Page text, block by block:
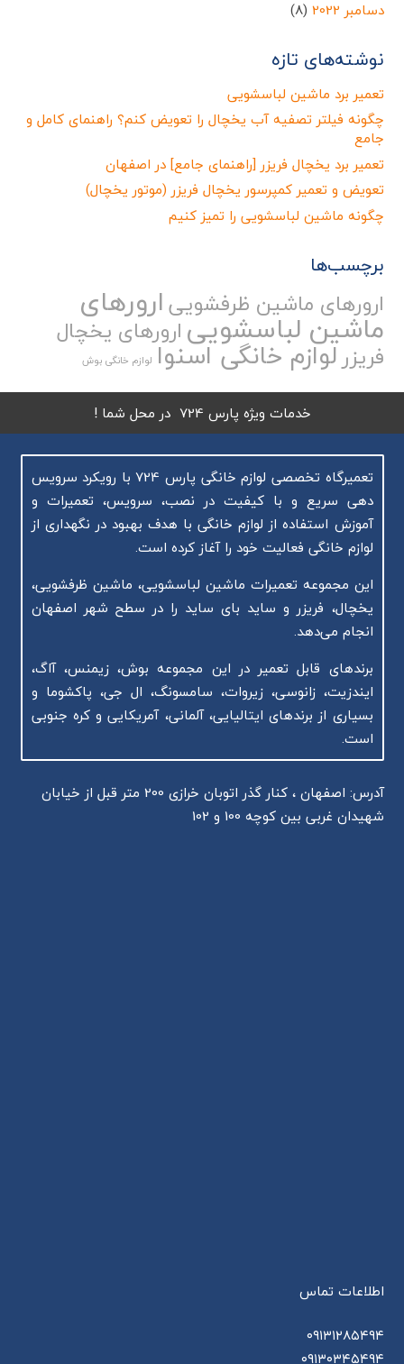
دسامبر 2022
(8)
نوشته‌های تازه
تعمیر برد ماشین لباسشویی
چگونه فیلتر تصفیه آب یخچال را تعویض کنم؟ راهنمای کامل و
جامع
تعمیر برد یخچال فریزر [راهنمای جامع] در اصفهان
تعویض و تعمیر کمپرسور یخچال فریزر (موتور یخچال)
چگونه ماشین لباسشویی را تمیز کنیم
برچسب‌ها
ارورهای ماشین ظرفشوییارورهای
ماشین لباسشوییارورهای یخچال
فریزر لوازم خانگی اسنوا لوازم خانگی بوش
خدمات ویژه پارس 724 در محل شما !
تعمیرگاه تخصصی لوازم خانگی پارس 724 با رویکرد سرویس
دهی سریع و با کیفیت در نصب، سرویس، تعمیرات و
آموزش استفاده از لوازم خانگی با هدف بهبود در نگهداری از
لوازم خانگی فعالیت خود را آغاز کرده است.
این مجموعه تعمیرات ماشین لباسشویی، ماشین ظرفشویی،
یخچال، فریزر و ساید بای ساید را در سطح شهر اصفهان
انجام می‌دهد.
برندهای قابل تعمیر در این مجموعه بوش، زیمنس، آاگ،
ایندزیت، زانوسی، زیروات، سامسونگ، ال جی، پاکشوما و
بسیاری از برندهای ایتالیایی، آلمانی، آمریکایی و کره جنوبی
است.
آدرس: اصفهان ، کنار گذر اتوبان خرازی 200 متر قبل از خیابان
شهیدان غربی بین کوچه 100 و 102
اطلاعات تماس
۰۹۱۳۱۲۸۵۴۹۴
۰۹۱۳۰۳۴۵۴۹۴